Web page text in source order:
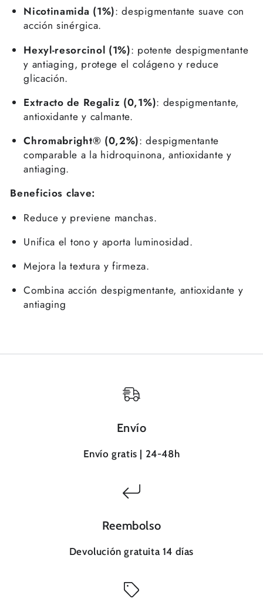
Nicotinamida (1%): despigmentante suave con
acción sinérgica.
Hexyl-resorcinol (1%): potente despigmentante
y antiaging, protege el colágeno y reduce
glicación.
Extracto de Regaliz (0,1%): despigmentante,
antioxidante y calmante.
Chromabright® (0,2%): despigmentante
comparable a la hidroquinona, antioxidante y
antiaging.
Beneficios clave:
Reduce y previene manchas.
Unifica el tono y aporta luminosidad.
Mejora la textura y firmeza.
Combina acción despigmentante, antioxidante y
antiaging
Envío
Envío gratis | 24-48h
Reembolso
Devolución gratuita 14 días
Se requiere iniciar sesión
Inicie sesión en su cuenta para agregar
artículos guardados anteriormente.
Acceso